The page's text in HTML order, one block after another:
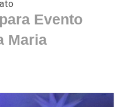
Evento
Maria